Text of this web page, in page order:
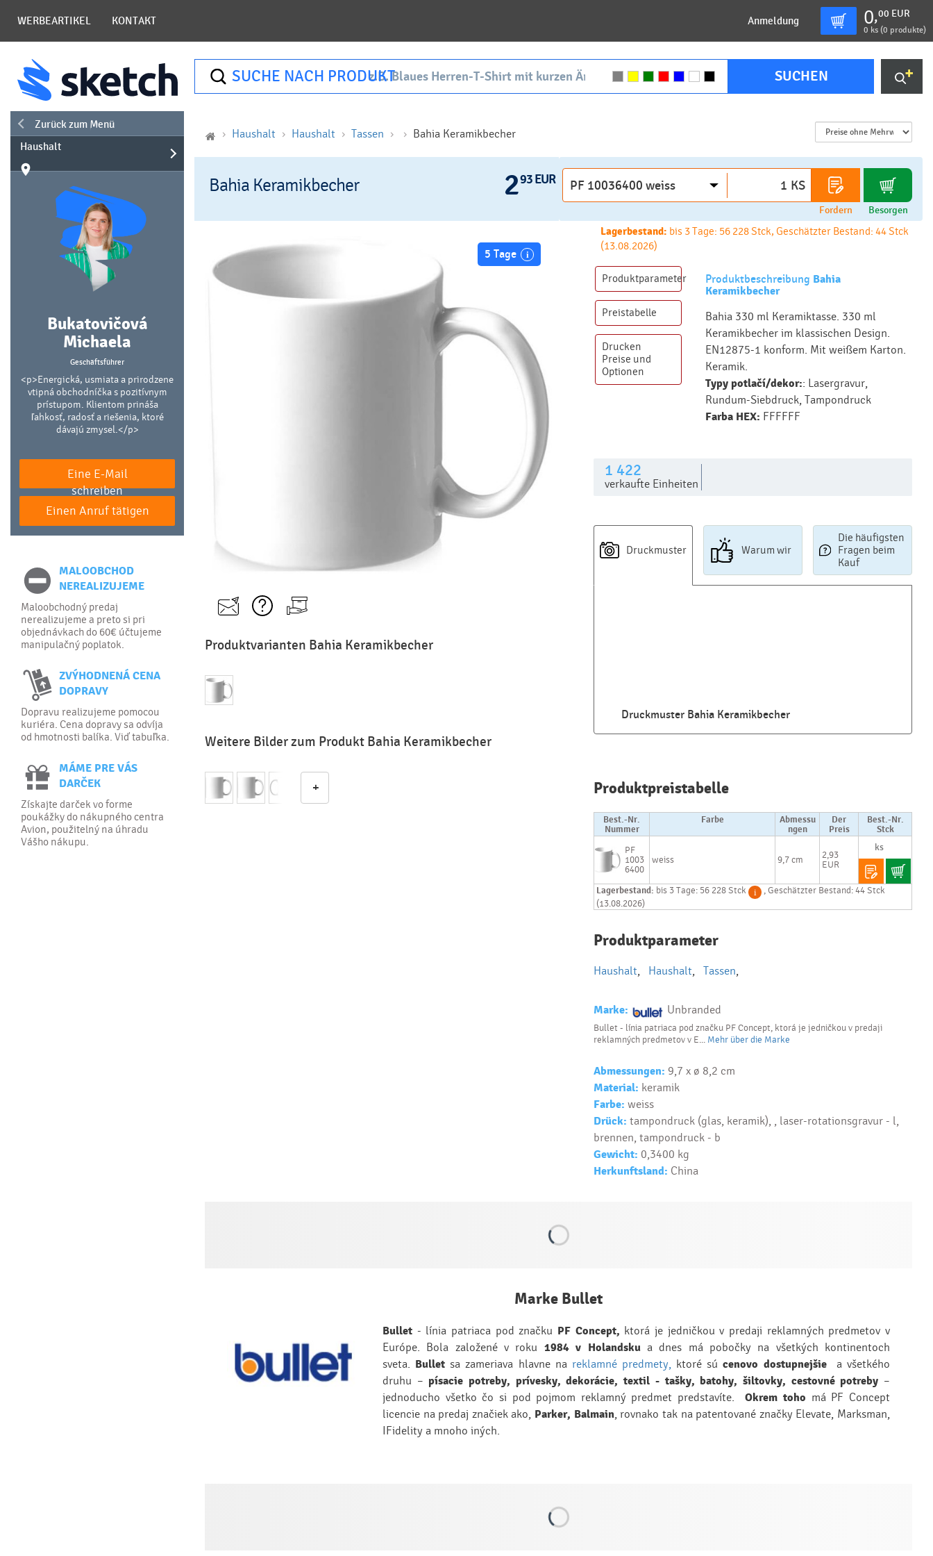
WERBEARTIKEL KONTAKT Anmeldung 0,00 EUR
0 ks (0 produkte)
SUCHE NACH PRODUKT SUCHEN
Zurück zum Menü
Haushalt
Bukatovičová
Michaela
Geschäftsführer
<p>Energická, usmiata a prirodzene
vtipná obchodníčka s pozitívnym
prístupom. Klientom prináša
ľahkosť, radosť a riešenia, ktoré
dávajú zmysel.</p>
Eine E-Mail
schreiben
Einen Anruf tätigen
MALOOBCHOD
NEREALIZUJEME
Maloobchodný predaj
nerealizujeme a preto si pri
objednávkach do 60€ účtujeme
manipulačný poplatok.
ZVÝHODNENÁ CENA
DOPRAVY
Dopravu realizujeme pomocou
kuriéra. Cena dopravy sa odvíja
od hmotnosti balíka. Viď tabuľka.
MÁME PRE VÁS
DARČEK
Získajte darček vo forme
poukážky do nákupného centra
Avion, použitelný na úhradu
Vášho nákupu.
Haushalt Haushalt Tassen Bahia Keramikbecher
Bahia Keramikbecher 293 EUR KS
Fordern Besorgen
5 Tage
Produktvarianten Bahia Keramikbecher
Weitere Bilder zum Produkt Bahia Keramikbecher
+
Lagerbestand: bis 3 Tage: 56 228 Stck, Geschätzter Bestand: 44 Stck
(13.08.2026)
Produktbeschreibung Bahia
Keramikbecher
Bahia 330 ml Keramiktasse. 330 ml
Keramikbecher im klassischen Design.
EN12875-1 konform. Mit weißem Karton.
Keramik.
Typy potlačí/dekor:: Lasergravur,
Rundum-Siebdruck, Tampondruck
Farba HEX: FFFFFF
Produktparameter
Preistabelle
Drucken
Preise und
Optionen
1 422
verkaufte Einheiten
Druckmuster
Druckmuster Bahia Keramikbecher
Warum wir
Die häufigsten
Fragen beim
Kauf
nákupe
predmetov
premedy?
správny
Produktpreistabelle
Best.-Nr.
Nummer
Farbe
Abmessu
ngen
Der
Preis
Best.-Nr.
Stck
PF
1003
6400
weiss 9,7 cm
2,93
EUR
Lagerbestand: bis 3 Tage: 56 228 Stck
, Geschätzter Bestand: 44 Stck
(13.08.2026)
Produktparameter
Haushalt, Haushalt, Tassen,
Marke: Unbranded
Bullet - línia patriaca pod značku PF Concept, ktorá je jedničkou v predaji
reklamných predmetov v E... Mehr über die Marke
Abmessungen: 9,7 x ø 8,2 cm
Material: keramik
Farbe: weiss
Drück: tampondruck (glas, keramik), , laser-rotationsgravur - l,
brennen, tampondruck - b
Gewicht: 0,3400 kg
Herkunftsland: China
Marke Bullet
Bullet - línia patriaca pod značku PF Concept, ktorá je jedničkou v predaji reklamných predmetov v
Európe. Bola založené v roku 1984 v Holandskua dnes má pobočky na všetkých kontinentoch
sveta. Bullet sa zameriava hlavne na reklamné predmety, ktoré súcenovo dostupnejšiea všetkého
druhu – písacie potreby, prívesky, dekorácie, textil - tašky, batohy, šiltovky, cestovné potreby –
jednoducho všetko čo si pod pojmom reklamný predmet predstavíte.Okrem toho má PF Concept
licencie na predaj značiek ako, Parker, Balmain , rovnako tak na patentované značky Elevate, Marksman,
IFidelity a mnoho iných.